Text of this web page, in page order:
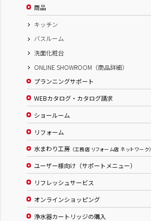
商品
キッチン
バスルーム
洗面化粧台
ONLINE SHOWROOM（商品詳細）
プランニングサポート
WEBカタログ・カタログ請求
ショールーム
リフォーム
水まわり工房 （工務店 リフォーム店 ネットワーク）
ユーザー様向け（サポートメニュー）
リフレッシュサービス
オンラインショッピング
浄水器カートリッジの購入